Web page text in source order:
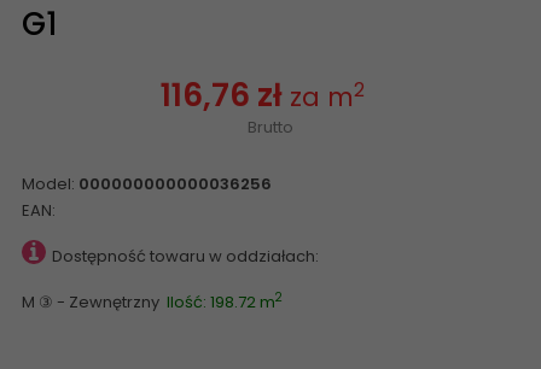
G1
116,76 zł za m2
Brutto
Model: 000000000000036256
EAN:
Dostępność towaru w oddziałach:
M ③ - Zewnętrzny Ilość: 198.72 m2